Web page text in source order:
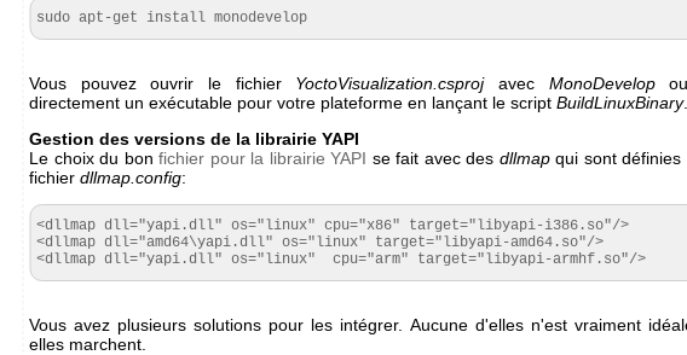
sudo apt-get install monodevelop
Vous pouvez ouvrir le fichier YoctoVisualization.csprojavec MonoDevelopou
directement un exécutable pour votre plateforme en lançant le script BuildLinuxBinary.
Gestion des versions de la librairie YAPI
Le choix du bon fichier pour la librairie YAPI se fait avec des dllmapqui sont définies
fichier dllmap.config:
<dllmap dll="yapi.dll" os="linux" cpu="x86" target="libyapi-i386.so"/>
<dllmap dll="amd64\yapi.dll" os="linux" target="libyapi-amd64.so"/>
<dllmap dll="yapi.dll" os="linux"  cpu="arm" target="libyapi-armhf.so"/>
Vous avez plusieurs solutions pour les intégrer. Aucune d'elles n'est vraiment
elles marchent.